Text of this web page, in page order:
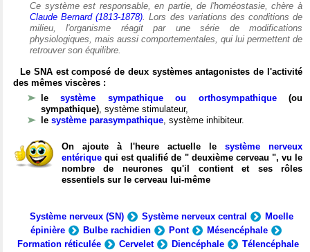
Ce système est responsable, en partie, de l'homéostasie, chère à
Claude Bernard (1813-1878). Lors des variations des conditions de
milieu, l'organisme réagit par une série de modifications
physiologiques, mais aussi comportementales, qui lui permettent de
retrouver son équilibre.
Le SNA est composé de deux systèmes antagonistes de l'activité
des mêmes viscères :
lesystème sympathique ou orthosympathique(ou
sympathique), système stimulateur,
le système parasympathique, système inhibiteur.
On ajoute à l'heure actuelle le système nerveux
entérique qui est qualifié de " deuxième cerveau ", vu le
nombre de neurones qu'il contient et ses rôles
essentiels sur le cerveau lui-même
Système nerveux (SN) Système nerveux central
Moelle
épinière
Bulbe rachidien Pont
Mésencéphale
Formation réticulée
Cervelet Diencéphale
Télencéphale